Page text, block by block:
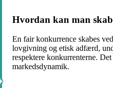
Hvordan kan man
En fair konkurrence skabes
lovgivning og etisk adfærd,
respektere konkurrenterne.
markedsdynamik.